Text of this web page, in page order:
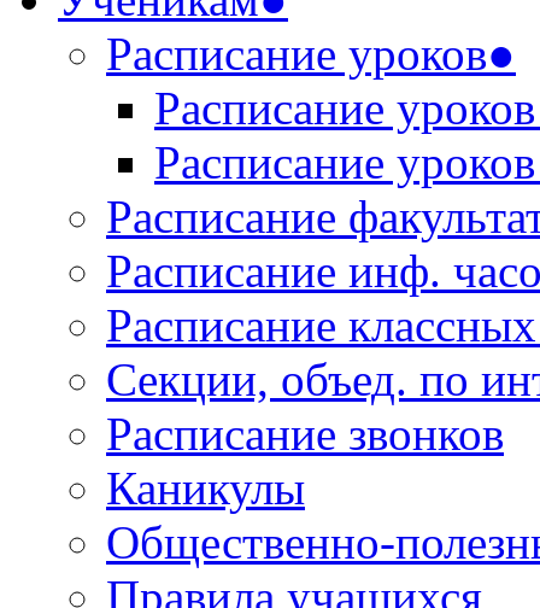
Расписание уроков●
Расписание
Расписание
Расписание
Расписание инф.
Расписание
Секции, объед. по
Расписание звонков
Каникулы
Общественно-
Правила учащихся